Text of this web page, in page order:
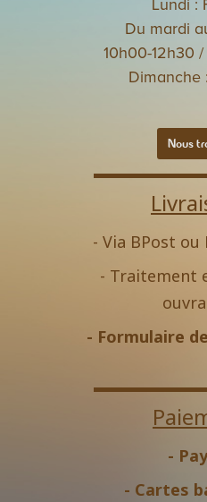
Lundi :
Du mardi
10h00-12h30
Dimanche
Nous
- Via BPost ou
- Traitement
- Formulaire
-
- Cartes